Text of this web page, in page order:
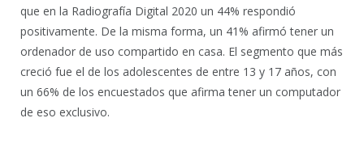
que en la Radiografía Digital 2020 un 44% respondió
positivamente. De la misma forma, un 41% afirmó tener un
ordenador de uso compartido en casa. El segmento que más
creció fue el de los adolescentes de entre 13 y 17 años, con
un 66% de los encuestados que afirma tener un computador
de eso exclusivo.